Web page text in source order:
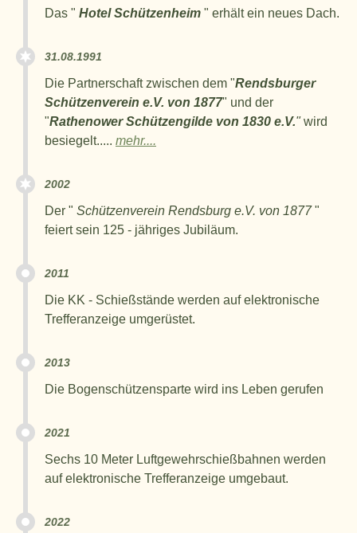
Das " Hotel Schützenheim " erhält ein neues Dach.
31.08.1991
Die Partnerschaft zwischen dem "Rendsburger
Schützenverein e.V. von 1877" und der
"Rathenower Schützengilde von 1830 e.V."wird
besiegelt..... mehr....
2002
Der " Schützenverein Rendsburg e.V. von 1877"
feiert sein 125 - jähriges Jubiläum.
2011
Die KK - Schießstände werden auf elektronische
Trefferanzeige umgerüstet.
2013
Die Bogenschützensparte wird ins Leben gerufen
2021
Sechs 10 Meter Luftgewehrschießbahnen werden
auf elektronische Trefferanzeige umgebaut.
2022